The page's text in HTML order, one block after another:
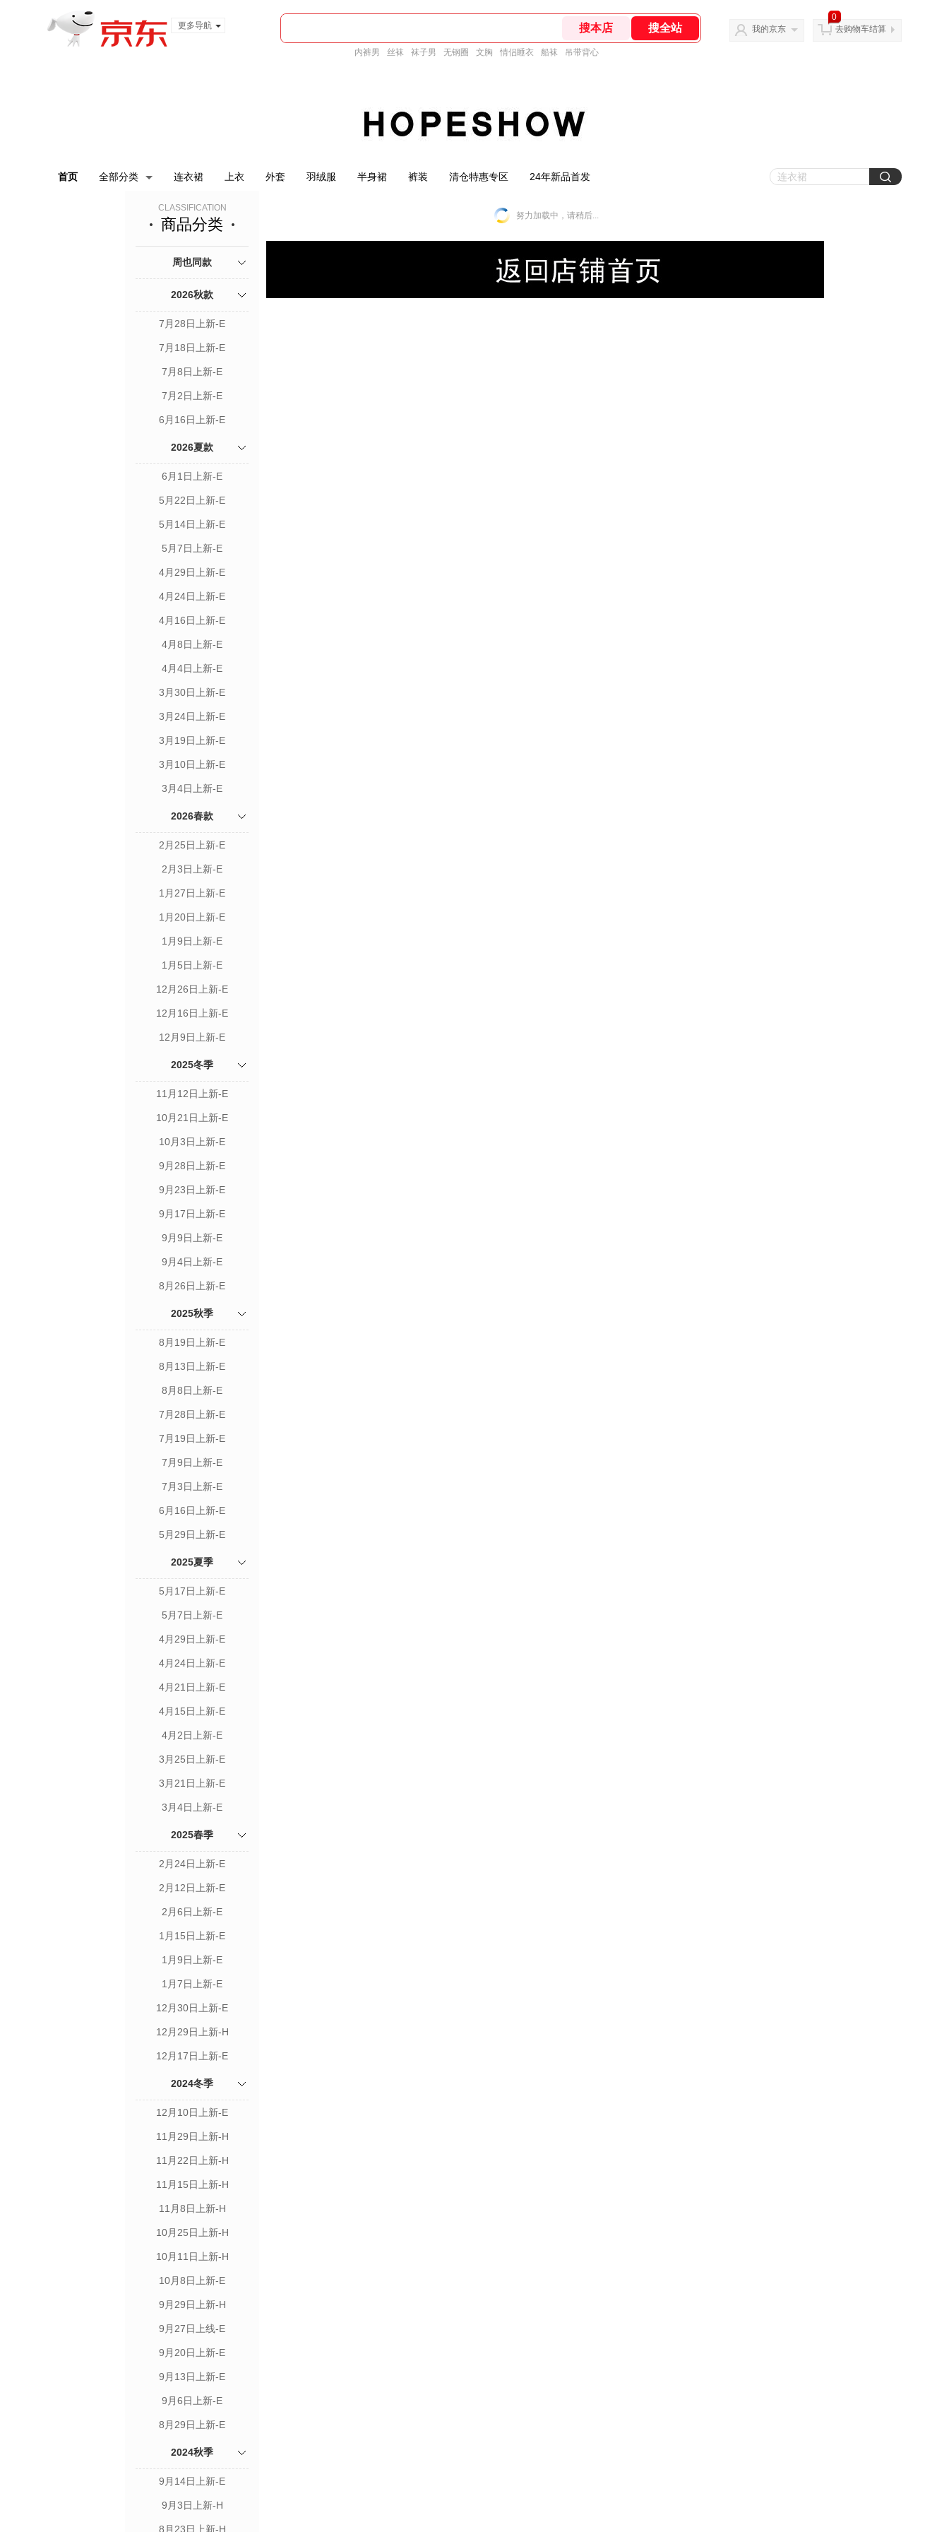
更多导航
内裤男 丝袜 袜子男 无钢圈 文胸 情侣睡衣 船袜 吊带背心
我的京东
0
去购物车结算
首页 全部分类 连衣裙 上衣 外套 羽绒服 半身裙 裤装 清仓特惠专区 24年新品首发
CLASSIFICATION
商品分类
周也同款
2026秋款
7月28日上新-E
7月18日上新-E
7月8日上新-E
7月2日上新-E
6月16日上新-E
2026夏款
6月1日上新-E
5月22日上新-E
5月14日上新-E
5月7日上新-E
4月29日上新-E
4月24日上新-E
4月16日上新-E
4月8日上新-E
4月4日上新-E
3月30日上新-E
3月24日上新-E
3月19日上新-E
3月10日上新-E
3月4日上新-E
2026春款
2月25日上新-E
2月3日上新-E
1月27日上新-E
1月20日上新-E
1月9日上新-E
1月5日上新-E
12月26日上新-E
12月16日上新-E
12月9日上新-E
2025冬季
11月12日上新-E
10月21日上新-E
10月3日上新-E
9月28日上新-E
9月23日上新-E
9月17日上新-E
9月9日上新-E
9月4日上新-E
8月26日上新-E
2025秋季
8月19日上新-E
8月13日上新-E
8月8日上新-E
7月28日上新-E
7月19日上新-E
7月9日上新-E
7月3日上新-E
6月16日上新-E
5月29日上新-E
2025夏季
5月17日上新-E
5月7日上新-E
4月29日上新-E
4月24日上新-E
4月21日上新-E
4月15日上新-E
4月2日上新-E
3月25日上新-E
3月21日上新-E
3月4日上新-E
2025春季
2月24日上新-E
2月12日上新-E
2月6日上新-E
1月15日上新-E
1月9日上新-E
1月7日上新-E
12月30日上新-E
12月29日上新-H
12月17日上新-E
2024冬季
12月10日上新-E
11月29日上新-H
11月22日上新-H
11月15日上新-H
11月8日上新-H
10月25日上新-H
10月11日上新-H
10月8日上新-E
9月29日上新-H
9月27日上线-E
9月20日上新-E
9月13日上新-E
9月6日上新-E
8月29日上新-E
2024秋季
9月14日上新-E
9月3日上新-H
8月23日上新-H
努力加载中，请稍后...